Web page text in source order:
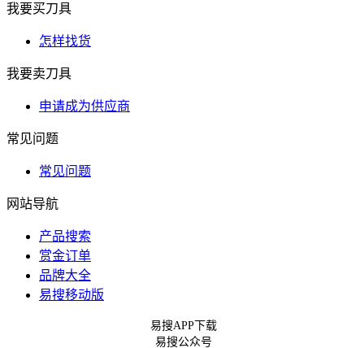
我要买刀具
怎样找货
我要卖刀具
申请成为供应商
常见问题
常见问题
网站导航
产品搜索
赏金订单
品牌大全
易搜移动版
易搜APP下载
易搜公众号